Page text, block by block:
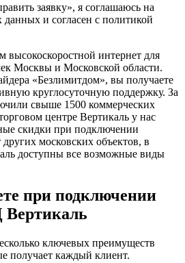
заявку», я соглашаюсь на
данных и согласен с политикой
интернет для
Москвы и Московской области.
«Безлимитдом», вы получаете
круглосуточную поддержку. За
свыше 1500 коммерческих
центре Вертикаль у нас
скидки при подключении
московских объектов, в
доступны все возможные виды
при подключении
Вертикаль
ключевых преимуществ
получает каждый клиент.